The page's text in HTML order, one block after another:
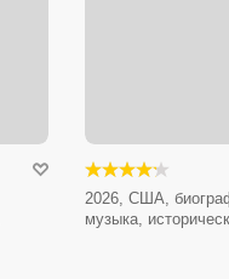
2026, США,
музыка,